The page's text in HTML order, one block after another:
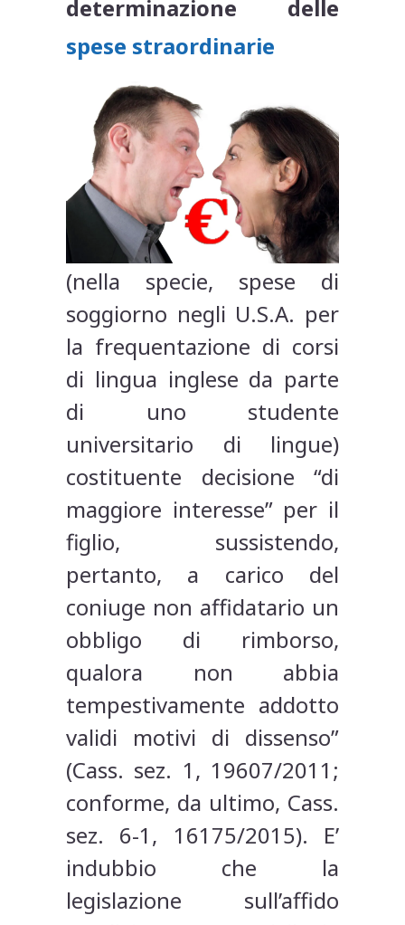
determinazione delle
spese straordinarie
(nella specie, spese di
soggiorno negli U.S.A. per
la frequentazione di corsi
di lingua inglese da parte
di uno studente
universitario di lingue)
costituente decisione “di
maggiore interesse” per il
figlio, sussistendo,
pertanto, a carico del
coniuge non affidatario un
obbligo di rimborso,
qualora non abbia
tempestivamente addotto
validi motivi di dissenso”
(Cass. sez. 1, 19607/2011;
conforme, da ultimo, Cass.
sez. 6-1, 16175/2015). E’
indubbio che la
legislazione sull’affido